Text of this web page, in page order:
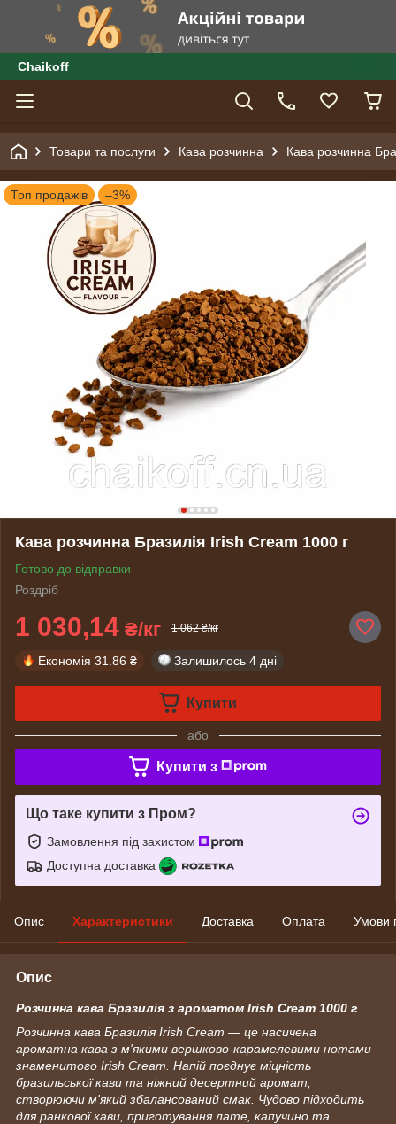
Сhaikoff
Товари та послуги Кава розчинна Кава розчинна
Топ продажів –3%
Кава розчинна Бразилія Irish Cream 1000 г
Готово до відправки
Роздріб
1 030,14 ₴/кг 1 062 ₴/кг
Економія 31.86 ₴ Залишилось 4 дні
Купити
або
Купити з
Що таке купити з Пром?
Замовлення під захистом
Доступна доставка
Опис Характеристики Доставка Оплата Умови
Опис
Розчинна кава Бразилія з ароматом Irish Cream 1000 г
Розчинна кава Бразилія Irish Cream — це насичена
ароматна кава з м'якими вершково-карамелевими нотами
знаменитого Irish Cream. Напій поєднує міцність
бразильської кави та ніжний десертний аромат,
створюючи м'який збалансований смак. Чудово підходить
для ранкової кави, приготування лате, капучино та